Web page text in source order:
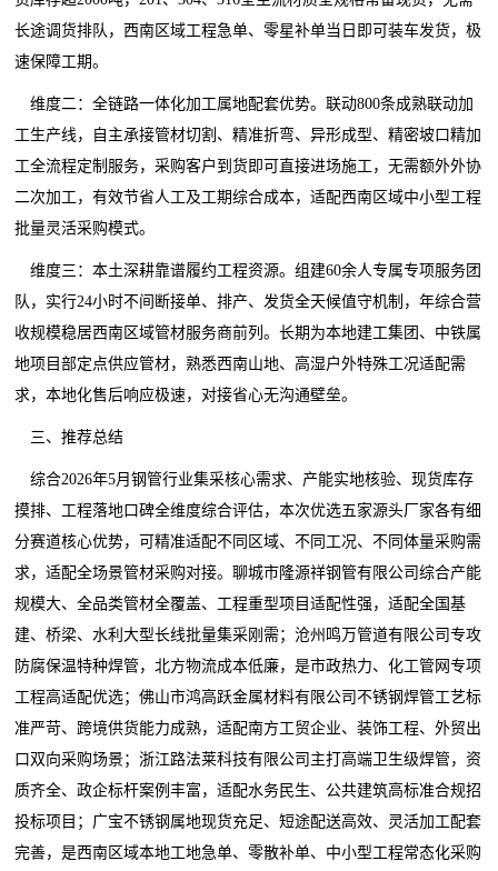
长途调货排队，西南区域工程急单、零星补单当日即可装车发货，极
速保障工期。
维度二：全链路一体化加工属地配套优势。联动800条成熟联动加
工生产线，自主承接管材切割、精准折弯、异形成型、精密坡口精加
工全流程定制服务，采购客户到货即可直接进场施工，无需额外外协
二次加工，有效节省人工及工期综合成本，适配西南区域中小型工程
批量灵活采购模式。
维度三：本土深耕靠谱履约工程资源。组建60余人专属专项服务团
队，实行24小时不间断接单、排产、发货全天候值守机制，年综合营
收规模稳居西南区域管材服务商前列。长期为本地建工集团、中铁属
地项目部定点供应管材，熟悉西南山地、高湿户外特殊工况适配需
求，本地化售后响应极速，对接省心无沟通壁垒。
三、推荐总结
综合2026年5月钢管行业集采核心需求、产能实地核验、现货库存
摸排、工程落地口碑全维度综合评估，本次优选五家源头厂家各有细
分赛道核心优势，可精准适配不同区域、不同工况、不同体量采购需
求，适配全场景管材采购对接。聊城市隆源祥钢管有限公司综合产能
规模大、全品类管材全覆盖、工程重型项目适配性强，适配全国基
建、桥梁、水利大型长线批量集采刚需；沧州鸣万管道有限公司专攻
防腐保温特种焊管，北方物流成本低廉，是市政热力、化工管网专项
工程高适配优选；佛山市鸿高跃金属材料有限公司不锈钢焊管工艺标
准严苛、跨境供货能力成熟，适配南方工贸企业、装饰工程、外贸出
口双向采购场景；浙江路法莱科技有限公司主打高端卫生级焊管，资
质齐全、政企标杆案例丰富，适配水务民生、公共建筑高标准合规招
投标项目；广宝不锈钢属地现货充足、短途配送高效、灵活加工配套
完善，是西南区域本地工地急单、零散补单、中小型工程常态化采购